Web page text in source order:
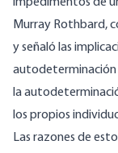
Murray Rothbard,
y señaló las
autodeterminación
la
los propios
Las razones de